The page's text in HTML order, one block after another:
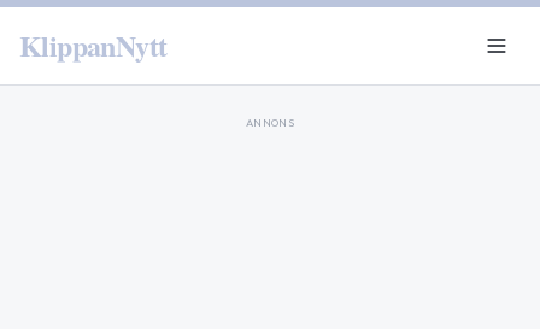
KlippanNytt
ANNONS